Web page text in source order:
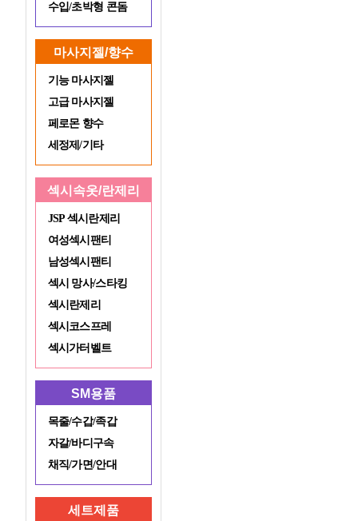
수입/초박형 콘돔
마사지젤/향수
기능 마사지젤
고급 마사지젤
페로몬 향수
세정제/기타
섹시속옷/란제리
JSP 섹시란제리
여성섹시팬티
남성섹시팬티
섹시 망사/스타킹
섹시란제리
섹시코스프레
섹시가터벨트
SM용품
목줄/수갑/족갑
자갈/바디구속
채직/가면/안대
세트제품